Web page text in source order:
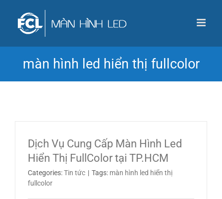
màn hình led hiển thị fullcolor
Dịch Vụ Cung Cấp Màn Hình Led
Hiển Thị FullColor tại TP.HCM
Categories:Tin tức | Tags: màn hình led hiển thị
fullcolor